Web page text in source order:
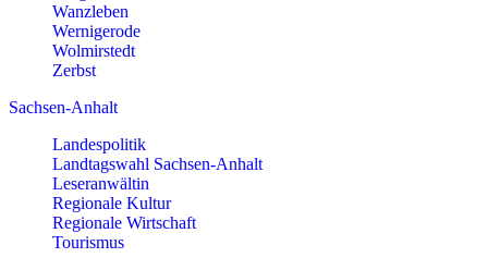
Wanzleben
Wernigerode
Wolmirstedt
Zerbst
Sachsen-Anhalt
Landespolitik
Landtagswahl Sachsen-Anhalt
Leseranwältin
Regionale Kultur
Regionale Wirtschaft
Tourismus